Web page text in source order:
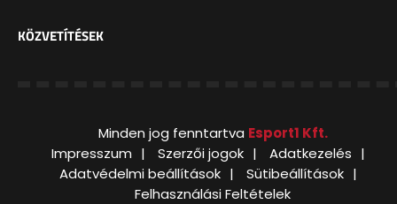
KÖZVETÍTÉSEK
Minden jog fenntartva Esport1 Kft.
Impresszum
Szerzői jogok
Adatkezelés
Adatvédelmi beállítások
Sütibeállítások
Felhasználási Feltételek